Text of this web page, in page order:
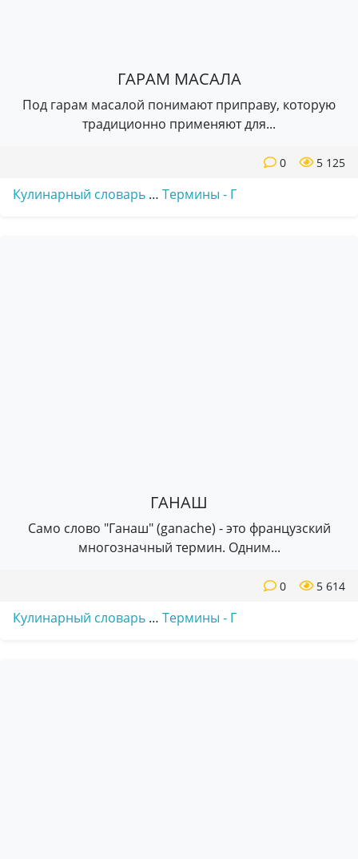
ГАРАМ МАСАЛА
Под гарам масалой понимают приправу, которую
традиционно применяют для...
5 125
0
Кулинарный словарь … Термины - Г
ГАНАШ
Само слово "Ганаш" (ganache) - это французский
многозначный термин. Одним...
5 614
0
Кулинарный словарь … Термины - Г